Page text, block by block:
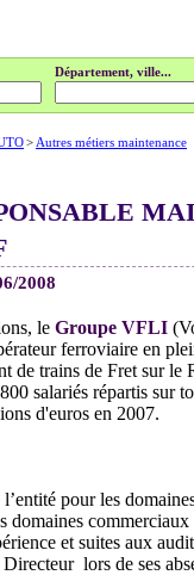
Département, ville...
> Autres métiers maintenance
2008
le Groupe VFLI
ferroviaire en
de trains de Fret sur
salariés répartis sur
d'euros en 2007.
pour les
commerciaux
et suites aux
lors de ses